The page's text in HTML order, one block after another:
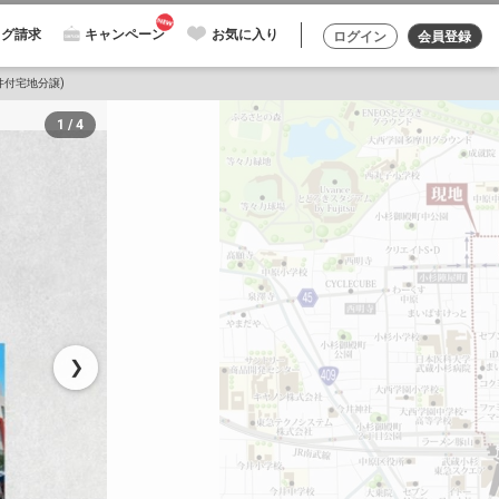
請求 キャンペーン お気に入り ログイン 会員登録
宅地分譲)
❯
1 / 4